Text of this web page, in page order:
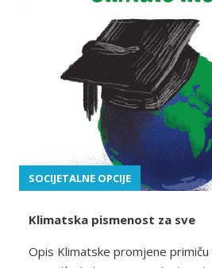
SOCIJETALNE OPCIJE
Klimatska pismenost za sve
Opis Klimatske promjene